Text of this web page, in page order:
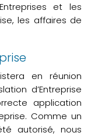
et les
les affaires de
en réunion
d’Entreprise
application
Comme un
autorisé, nous